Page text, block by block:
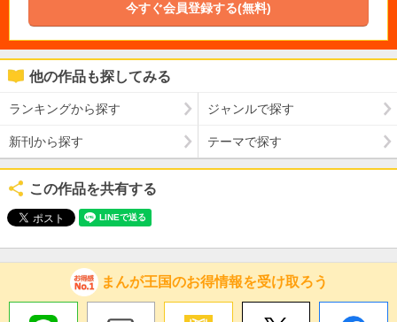
今すぐ会員登録する(無料)
他の作品も探してみる
ランキングから探す ジャンルで探す
新刊から探す テーマで探す
この作品を共有する
まんが王国のお得情報を受け取ろう